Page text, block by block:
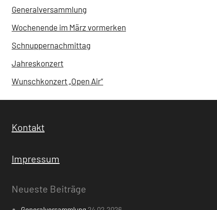
Generalversammlung
Wochenende im März vormerken
Schnuppernachmittag
Jahreskonzert
Wunschkonzert „Open Air“
Kontakt
Impressum
Neueste Beiträge